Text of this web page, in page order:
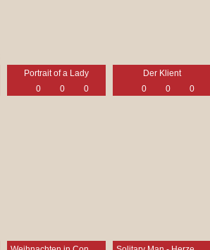
Portrait of a Lady
0
0 0
Der Klient
0
0 0